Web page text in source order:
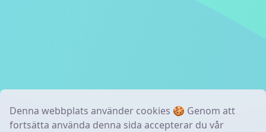
Denna webbplats använder cookies 🍪 Genom att
fortsätta använda denna sida accepterar du vår